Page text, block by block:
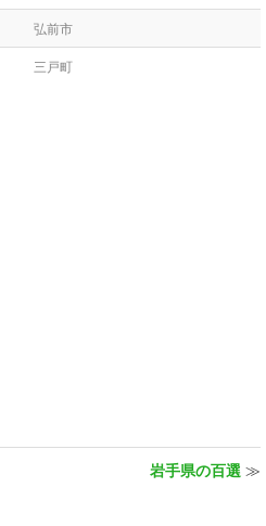
弘前市
三戸町
岩手県の百選 ≫